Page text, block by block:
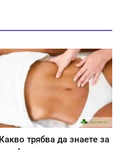
Какво трябва да знаете за